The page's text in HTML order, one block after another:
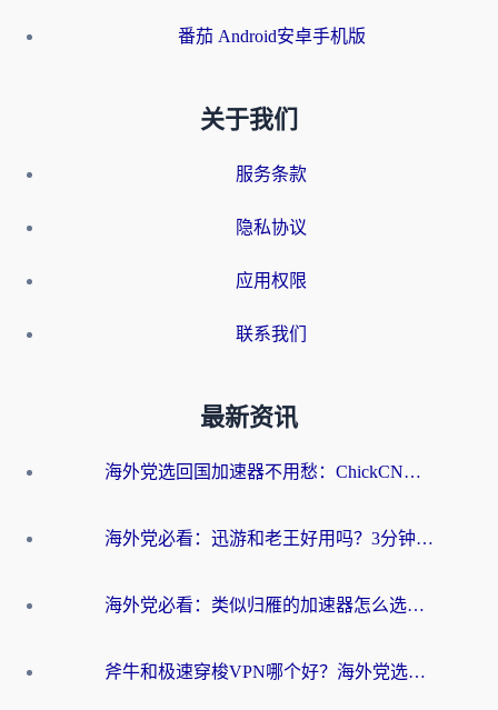
番茄 Android安卓手机版
关于我们
服务条款
隐私协议
应用权限
联系我们
最新资讯
海外党选回国加速器不用愁：ChickCN和洞见哪个好？一篇搞定所有疑问
海外党必看：迅游和老王好用吗？3分钟选对加速国内网络的加速器
海外党必看：类似归雁的加速器怎么选？一篇搞定无缝访问国内资源
斧牛和极速穿梭VPN哪个好？海外党选回国加速器必看的真实对比与避坑指南